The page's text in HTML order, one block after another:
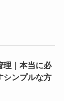
理｜本当に必
シンプルな方